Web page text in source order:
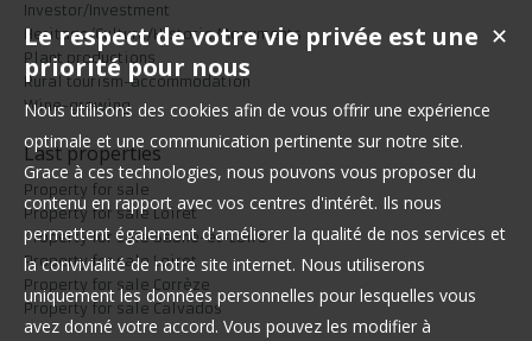
Investor/Investment
Heritage/Culture/Historic Monuments
Plant productions
Rural tourism-accommodation
Wine-growing
Last properties
Property for sale
Property for sale Loiret
Property for sale Saône-et-Loire
Property for sale Loiret
Property for sale Corrèze
Property for sale Calvados
✕
Le respect de votre vie privée est une
priorité pour nous
Nous utilisons des cookies afin de vous offrir une expérience
optimale et une communication pertinente sur notre site.
Grace à ces technologies, nous pouvons vous proposer du
contenu en rapport avec vos centres d'intérêt. Ils nous
permettent également d'améliorer la qualité de nos services et
la convivialité de notre site internet. Nous utiliserons
uniquement les données personnelles pour lesquelles vous
avez donné votre accord. Vous pouvez les modifier à